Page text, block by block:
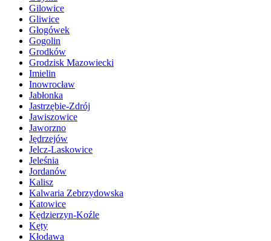
Gilowice
Gliwice
Głogówek
Gogolin
Grodków
Grodzisk Mazowiecki
Imielin
Inowrocław
Jabłonka
Jastrzębie-Zdrój
Jawiszowice
Jaworzno
Jędrzejów
Jelcz-Laskowice
Jeleśnia
Jordanów
Kalisz
Kalwaria Zebrzydowska
Katowice
Kędzierzyn-Koźle
Kęty
Kłodawa